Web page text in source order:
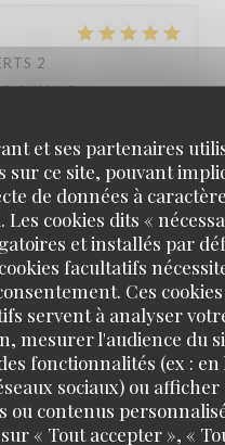
et ses partenaires
sur ce site, pouvant
de données à
Les cookies dits «
et installés par
facultatifs
Ces cookies
servent à analyser
mesurer l'audience du
fonctionnalités (ex : en
sociaux) ou afficher
ou contenus
« Tout accepter », «
2
CUISINE:
excellente et le
si vous
3